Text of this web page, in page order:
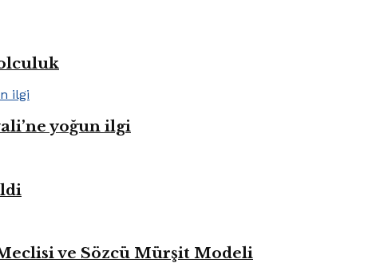
yoğun ilgi
ve Sözcü Mürşit Modeli